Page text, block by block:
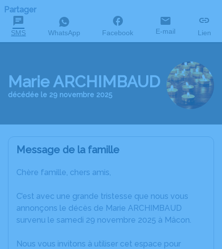
Partager
SMS WhatsApp Facebook E-mail Lien
Marie ARCHIMBAUD
décédée le 29 novembre 2025
Message de la famille
Chère famille, chers amis,
C’est avec une grande tristesse que nous vous
annonçons le décès de Marie ARCHIMBAUD
survenu le samedi 29 novembre 2025 à Mâcon.
Nous vous invitons à utiliser cet espace pour